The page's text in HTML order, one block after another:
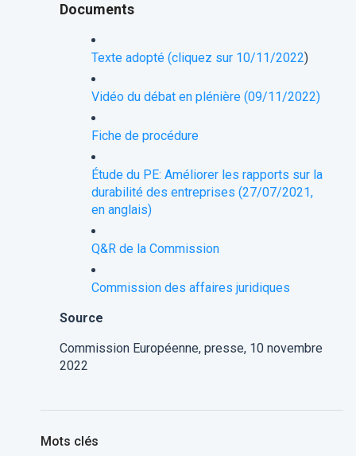
Documents
Texte adopté (cliquez sur 10/11/2022)
Vidéo du débat en plénière (09/11/2022)
Fiche de procédure
Étude du PE: Améliorer les rapports sur la
durabilité des entreprises (27/07/2021,
en anglais)
Q&R de la Commission
Commission des affaires juridiques
Source
Commission Européenne, presse, 10 novembre
2022
Mots clés